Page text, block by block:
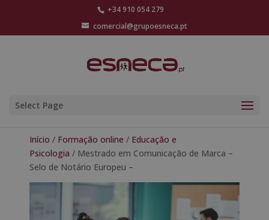
+34 910 054 279
comercial@grupoesneca.pt
Select Page
Início / Formação online / Educação e
Psicologia / Mestrado em Comunicação de Marca –
Selo de Notário Europeu –